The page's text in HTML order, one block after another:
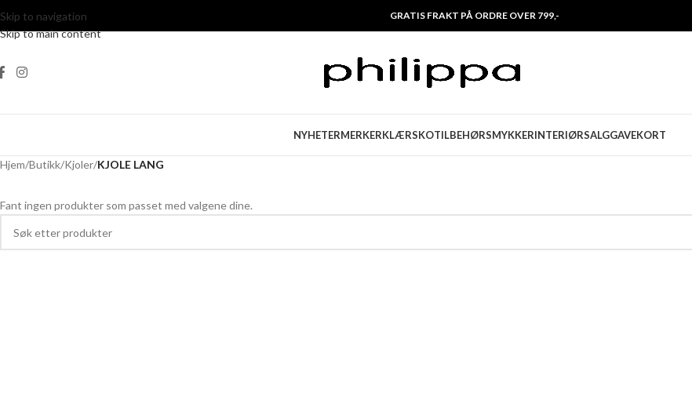
Skip to navigation
Skip to main content
GRATIS FRAKT PÅ ORDRE OVER 799,-
NYHETERMERKERKLÆRSKOTILBEHØRSMYKKERINTERIØRSALGGAVEKORT
Hjem/Butikk/Kjoler/KJOLE LANG
Fant ingen produkter som passet med valgene dine.